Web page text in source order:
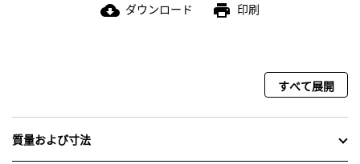
cloud_download ダウンロード print 印刷
すべて展開
質量および寸法